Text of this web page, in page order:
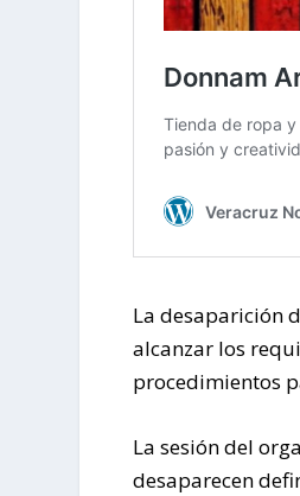
La desaparición
alcanzar los
procedimientos
La sesión del
desaparecen